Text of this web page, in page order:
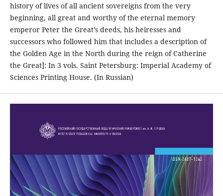
history of lives of all ancient sovereigns from the very
beginning, all great and worthy of the eternal memory
emperor Peter the Great’s deeds, his heiresses and
successors who followed him that includes a description of
the Golden Age in the North during the reign of Catherine
the Great]: In 3 vols. Saint Petersburg: Imperial Academy of
Sciences Printing House. (In Russian)